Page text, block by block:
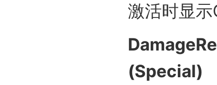
激活时显
(Special)